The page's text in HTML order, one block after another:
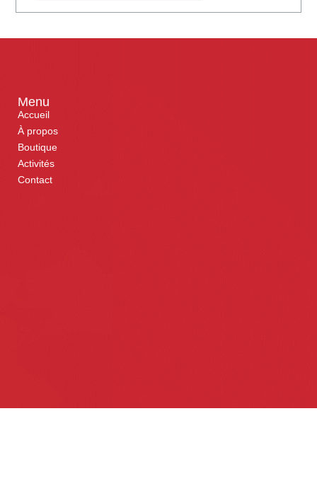
Menu
Accueil
À propos
Boutique
Activités
Contact